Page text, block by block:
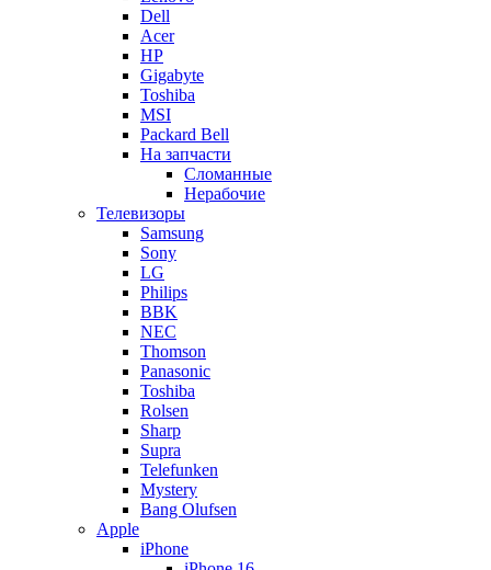
Dell
Acer
HP
Gigabyte
Toshiba
MSI
Packard Bell
На запчасти
Сломанные
Нерабочие
Телевизоры
Samsung
Sony
LG
Philips
BBK
NEC
Thomson
Panasonic
Toshiba
Rolsen
Sharp
Supra
Telefunken
Mystery
Bang Olufsen
Apple
iPhone